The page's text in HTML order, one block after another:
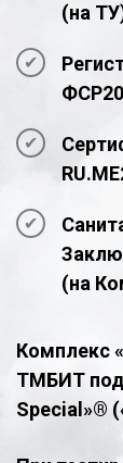
(на
(на
Комплекс
ТМБИТ под
Special»®